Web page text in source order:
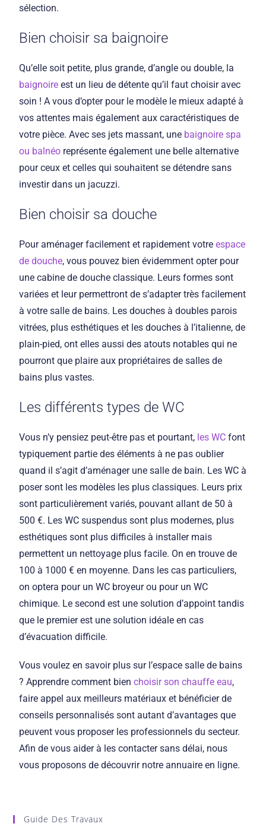
sélection.
Bien choisir sa baignoire
Qu’elle soit petite, plus grande, d’angle ou double, la
baignoire est un lieu de détente qu’il faut choisir avec
soin ! A vous d’opter pour le modèle le mieux adapté à
vos attentes mais également aux caractéristiques de
votre pièce. Avec ses jets massant, une baignoire spa
ou balnéo représente également une belle alternative
pour ceux et celles qui souhaitent se détendre sans
investir dans un jacuzzi.
Bien choisir sa douche
Pour aménager facilement et rapidement votreespace
de douche, vous pouvez bien évidemment opter pour
une cabine de douche classique. Leurs formes sont
variées et leur permettront de s’adapter très facilement
à votre salle de bains. Les douches à doubles parois
vitrées, plus esthétiques et les douches à l’italienne, de
plain-pied, ont elles aussi des atouts notables qui ne
pourront que plaire aux propriétaires de salles de
bains plus vastes.
Les différents types de WC
Vous n’y pensiez peut-être pas et pourtant, les WC font
typiquement partie des éléments à ne pas oublier
quand il s’agit d’aménager une salle de bain. Les WC à
poser sont les modèles les plus classiques. Leurs prix
sont particulièrement variés, pouvant allant de 50 à
500 €. Les WC suspendus sont plus modernes, plus
esthétiques sont plus difficiles à installer mais
permettent un nettoyage plus facile. On en trouve de
100 à 1000 € en moyenne. Dans les cas particuliers,
on optera pour un WC broyeur ou pour un WC
chimique. Le second est une solution d’appoint tandis
que le premier est une solution idéale en cas
d’évacuation difficile.
Vous voulez en savoir plus sur l’espace salle de bains
? Apprendre comment bienchoisir son chauffe eau,
faire appel aux meilleurs matériaux et bénéficier de
conseils personnalisés sont autant d’avantages que
peuvent vous proposer les professionnels du secteur.
Afin de vous aider à les contacter sans délai, nous
vous proposons de découvrir notre annuaire en ligne.
Guide Des Travaux